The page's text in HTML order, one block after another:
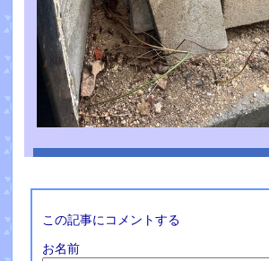
この記事にコメントする
お名前